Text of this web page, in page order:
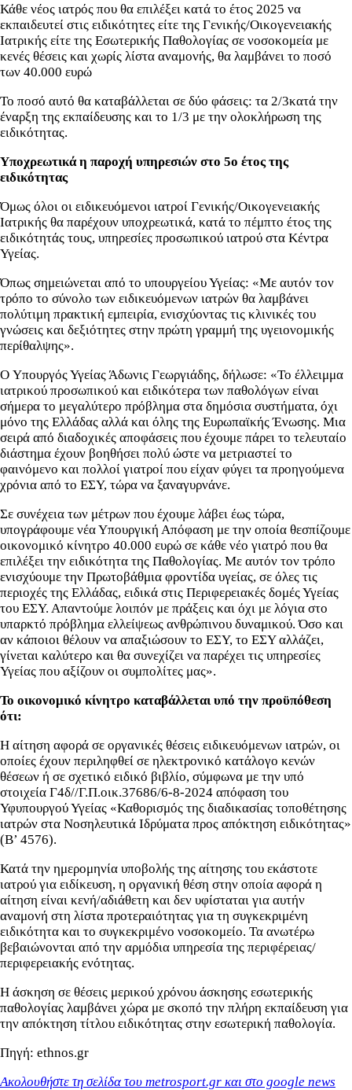
Κάθε νέος ιατρός που θα επιλέξει κατά το έτος 2025 να
εκπαιδευτεί στις ειδικότητες είτε της Γενικής/Οικογενειακής
Ιατρικής είτε της Εσωτερικής Παθολογίας σε νοσοκομεία με
κενές θέσεις και χωρίς λίστα αναμονής, θα λαμβάνει το ποσό
των 40.000 ευρώ
Το ποσό αυτό θα καταβάλλεται σε δύο φάσεις: τα 2/3κατά την
έναρξη της εκπαίδευσης και το 1/3 με την ολοκλήρωση της
ειδικότητας.
Υποχρεωτικά η παροχή υπηρεσιών στο 5ο έτος της
ειδικότητας
Όμως όλοι οι ειδικευόμενοι ιατροί Γενικής/Οικογενειακής
Ιατρικής θα παρέχουν υποχρεωτικά, κατά το πέμπτο έτος της
ειδικότητάς τους, υπηρεσίες προσωπικού ιατρού στα Κέντρα
Υγείας.
Όπως σημειώνεται από το υπουργείου Υγείας: «Με αυτόν τον
τρόπο το σύνολο των ειδικευόμενων ιατρών θα λαμβάνει
πολύτιμη πρακτική εμπειρία, ενισχύοντας τις κλινικές του
γνώσεις και δεξιότητες στην πρώτη γραμμή της υγειονομικής
περίθαλψης».
O Υπουργός Υγείας Άδωνις Γεωργιάδης, δήλωσε: «Το έλλειμμα
ιατρικού προσωπικού και ειδικότερα των παθολόγων είναι
σήμερα το μεγαλύτερο πρόβλημα στα δημόσια συστήματα, όχι
μόνο της Ελλάδας αλλά και όλης της Ευρωπαϊκής Ένωσης. Μια
σειρά από διαδοχικές αποφάσεις που έχουμε πάρει το τελευταίο
διάστημα έχουν βοηθήσει πολύ ώστε να μετριαστεί το
φαινόμενο και πολλοί γιατροί που είχαν φύγει τα προηγούμενα
χρόνια από το ΕΣΥ, τώρα να ξαναγυρνάνε.
Σε συνέχεια των μέτρων που έχουμε λάβει έως τώρα,
υπογράφουμε νέα Υπουργική Απόφαση με την οποία θεσπίζουμε
οικονομικό κίνητρο 40.000 ευρώ σε κάθε νέο γιατρό που θα
επιλέξει την ειδικότητα της Παθολογίας. Με αυτόν τον τρόπο
ενισχύουμε την Πρωτοβάθμια φροντίδα υγείας, σε όλες τις
περιοχές της Ελλάδας, ειδικά στις Περιφερειακές δομές Υγείας
του ΕΣΥ. Απαντούμε λοιπόν με πράξεις και όχι με λόγια στο
υπαρκτό πρόβλημα ελλείψεως ανθρώπινου δυναμικού. Όσο και
αν κάποιοι θέλουν να απαξιώσουν το ΕΣΥ, το ΕΣΥ αλλάζει,
γίνεται καλύτερο και θα συνεχίζει να παρέχει τις υπηρεσίες
Υγείας που αξίζουν οι συμπολίτες μας».
Το οικονομικό κίνητρο καταβάλλεται υπό την προϋπόθεση
ότι:
Η αίτηση αφορά σε οργανικές θέσεις ειδικευόμενων ιατρών, οι
οποίες έχουν περιληφθεί σε ηλεκτρονικό κατάλογο κενών
θέσεων ή σε σχετικό ειδικό βιβλίο, σύμφωνα με την υπό
στοιχεία Γ4δ//Γ.Π.οικ.37686/6-8-2024 απόφαση του
Υφυπουργού Υγείας «Καθορισμός της διαδικασίας τοποθέτησης
ιατρών στα Νοσηλευτικά Ιδρύματα προς απόκτηση ειδικότητας»
(Β’ 4576).
Κατά την ημερομηνία υποβολής της αίτησης του εκάστοτε
ιατρού για ειδίκευση, η οργανική θέση στην οποία αφορά η
αίτηση είναι κενή/αδιάθετη και δεν υφίσταται για αυτήν
αναμονή στη λίστα προτεραιότητας για τη συγκεκριμένη
ειδικότητα και το συγκεκριμένο νοσοκομείο. Τα ανωτέρω
βεβαιώνονται από την αρμόδια υπηρεσία της περιφέρειας/
περιφερειακής ενότητας.
Η άσκηση σε θέσεις μερικού χρόνου άσκησης εσωτερικής
παθολογίας λαμβάνει χώρα με σκοπό την πλήρη εκπαίδευση για
την απόκτηση τίτλου ειδικότητας στην εσωτερική παθολογία.
Πηγή: ethnos.gr
Ακολουθήστε τη σελίδα του metrosport.gr και στο google news